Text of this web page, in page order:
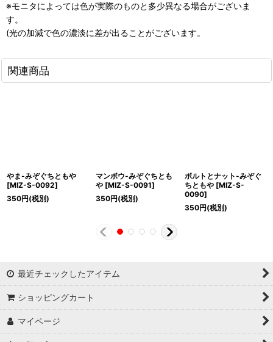
※モニタによっては色が実際のものと多少異なる場合がございま
す。
(光の加減で色の濃淡に差が出ることがございます。
関連商品
やま-みぞぐちともや
[MIZ-S-0092]
350円(税別)
マンボウ-みぞぐちとも
や [MIZ-S-0091]
350円(税別)
ボルトとナット-みぞぐ
ちともや [MIZ-S-
0090]
350円(税別)
最近チェックしたアイテム
ショッピングカート
マイページ